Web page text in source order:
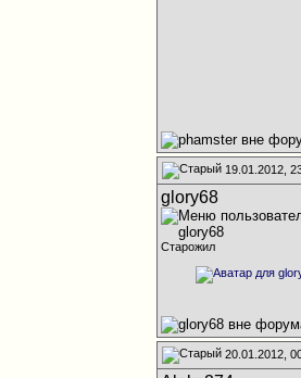
19.01.2012,
glory68
Старожил
20.01.2012,